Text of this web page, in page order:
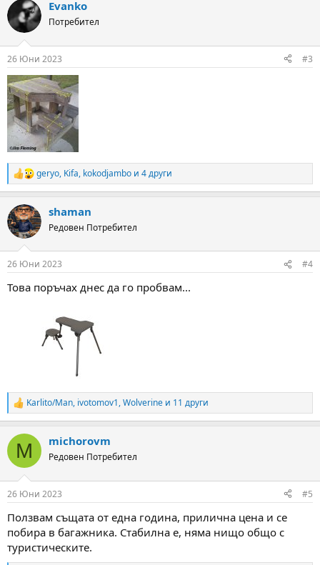
c
t
i
s
:
Evanko
Потребител
26 Юни 2023 #3
R
e
c
t
i
s
geryo, Kifa, kokodjambo и 4 други
shaman
Редовен Потребител
26 Юни 2023 #4
Това поръчах днес да го пробвам...
R
e
c
i
s
Karlito/Man, ivotomov1,Wolverine и 11 други
M michorovm
Редовен Потребител
26 Юни 2023 #5
Ползвам същата от една година, прилична цена и се
побира в багажника. Стабилна е, няма нищо общо с
туристическите.